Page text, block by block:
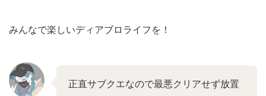
みんなで楽しいディアブロライフを！
正直サブクエなので最悪クリアせず放置